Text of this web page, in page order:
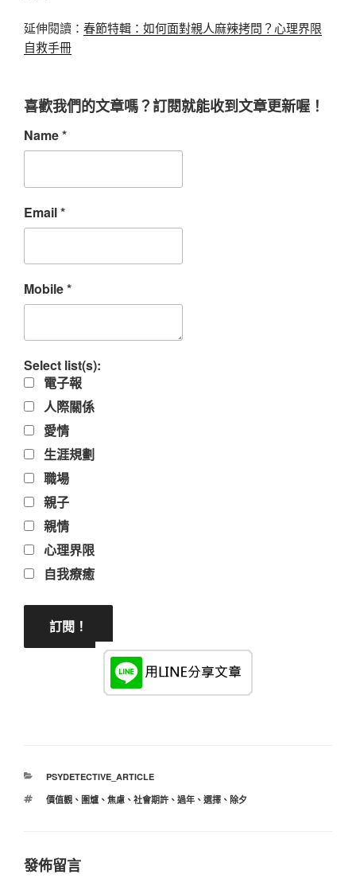
延伸閱讀： 春節特輯：如何面對親人麻辣拷問？心理界限
自救手冊
喜歡我們的文章嗎？訂閱就能收到文章更新喔！
Name*
Email*
Mobile*
Select list(s):
電子報
人際關係
愛情
生涯規劃
職場
親子
親情
心理界限
自我療癒
分
PSYDETECTIVE_ARTICLE
標
價值觀、 圍爐、 焦慮、 社會期許、 過年、 選擇、 除夕
發佈留言